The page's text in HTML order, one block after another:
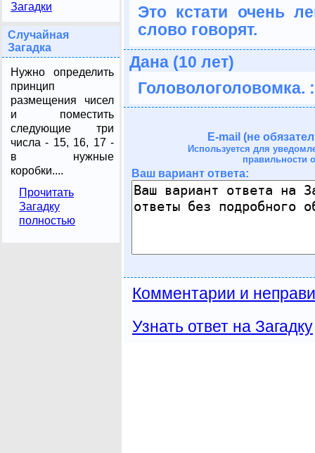
Загадки
Случайная
Загадка
Нужно определить
принцип
размещения чисел
и поместить
следующие три
числа - 15, 16, 17 -
в нужные
коробки....
Прочитать
Загадку
полностью
Это кстати очень
слово говорят.
Дана (10 лет)
Головологоловомка.
E-mail (не
Используется для
правильности
Ваш вариант ответа:
Комментарии и
Узнать ответ на Загадку